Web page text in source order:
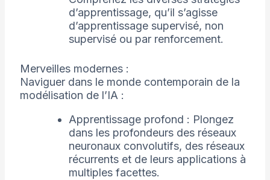
d’apprentissage, qu’il s’agisse
d’apprentissage supervisé, non
supervisé ou par renforcement.
Merveilles modernes :
Naviguer dans le monde contemporain de la
modélisation de l’IA :
Apprentissage profond : Plongez
dans les profondeurs des réseaux
neuronaux convolutifs, des réseaux
récurrents et de leurs applications à
multiples facettes.